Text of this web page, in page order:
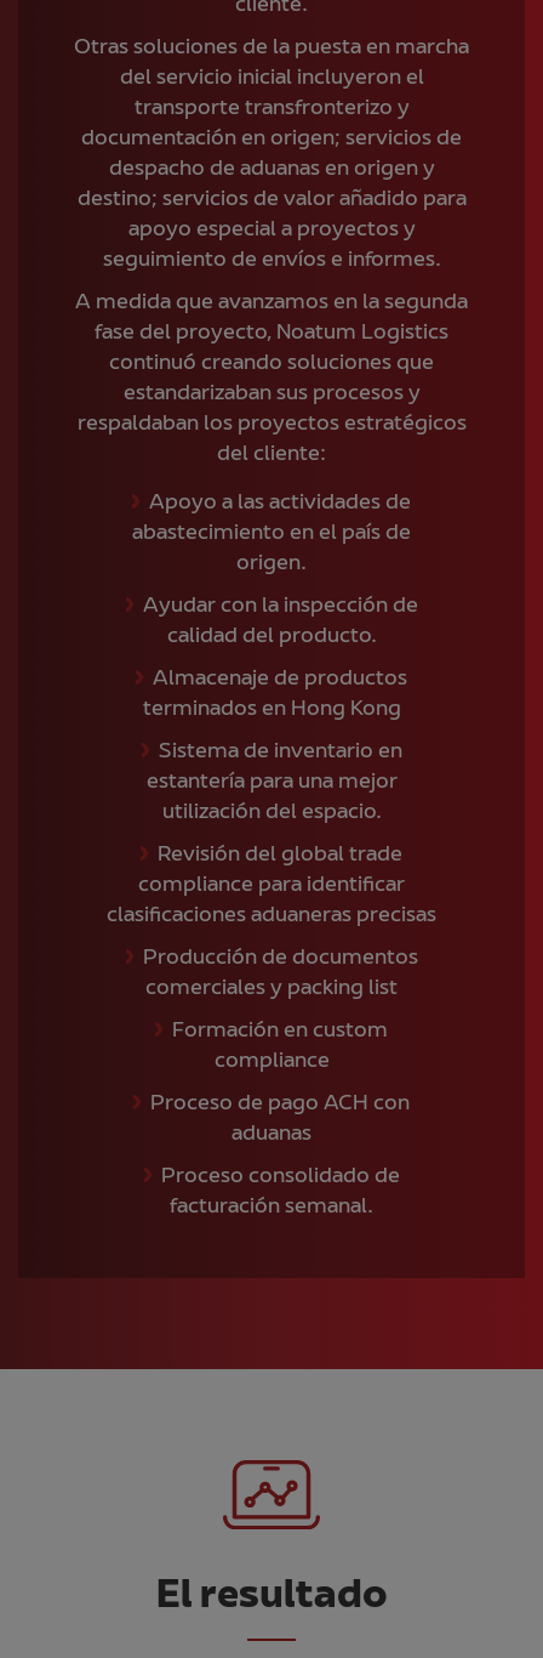
Otras soluciones de la puesta en marcha
del servicio inicial incluyeron el
transporte transfronterizo y
documentación en origen; servicios de
despacho de aduanas en origen y
destino; servicios de valor añadido para
apoyo especial a proyectos y
seguimiento de envíos e informes.
A medida que avanzamos en la segunda
fase del proyecto, Noatum Logistics
continuó creando soluciones que
estandarizaban sus procesos y
respaldaban los proyectos estratégicos
del cliente:
Apoyo a las actividades de
abastecimiento en el país de
origen.
Ayudar con la inspección de
calidad del producto.
Almacenaje de productos
terminados en Hong Kong
Sistema de inventario en
estantería para una mejor
utilización del espacio.
Revisión del global trade
compliance para identificar
clasificaciones aduaneras precisas
Producción de documentos
comerciales y packing list
Formación en custom
compliance
Proceso de pago ACH con
aduanas
Proceso consolidado de
facturación semanal.
El resultado